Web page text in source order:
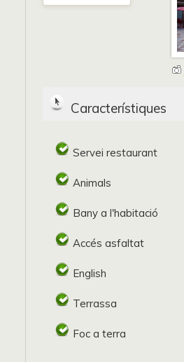
Característiques
Servei restaurant
Animals
Bany a l'habitació
Accés asfaltat
English
Terrassa
Foc a terra